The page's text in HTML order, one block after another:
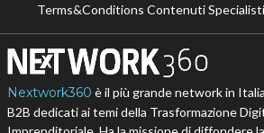
Terms&Conditions Contenuti
Nextwork360 è il più grande network in
B2B dedicati ai temi della Trasformazione